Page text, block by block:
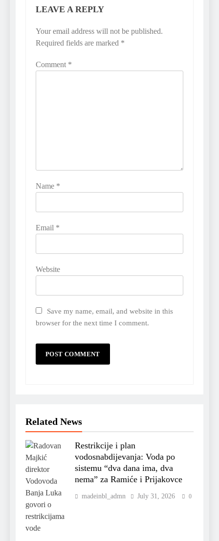
LEAVE A REPLY
Your email address will not be published.
Required fields are marked *
Comment *
Name *
Email *
Website
Save my name, email, and website in this
browser for the next time I comment.
Related News
Restrikcije i plan
vodosnabdijevanja: Voda po
sistemu “dva dana ima, dva
nema” za Ramiće i Prijakovce
madeinbl_admn July 31, 2026 0